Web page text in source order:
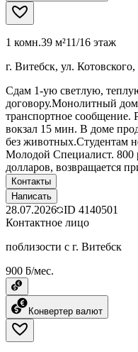
1 комн.39 м²11/16 этаж
г. Витебск, ул. Котовского,
Сдам 1-ую светлую,
договору.Монолитный
транспортное
вокзал 15 мин. В доме
без животных.Студентам
Молодой Специалист. 800
долларов, возвращается
Контакты
Написать
28.07.2026 ID 4140501
Контактное лицо
поблизости с г. Витебск
900 ƃ/мес.
Конвертер валют